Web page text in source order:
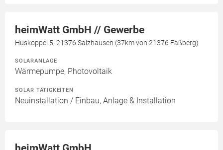
heimWatt GmbH // Gewerbe
Huskoppel 5, 21376 Salzhausen (37km von 21376 Faßberg)
SOLARANLAGE
Wärmepumpe, Photovoltaik
SOLAR TÄTIGKEITEN
Neuinstallation / Einbau, Anlage & Installation